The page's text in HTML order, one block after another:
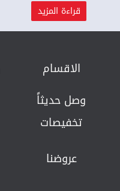
قراءة المزيد
الاقسام
وصل حديثاً
تخفيصات
عروضنا